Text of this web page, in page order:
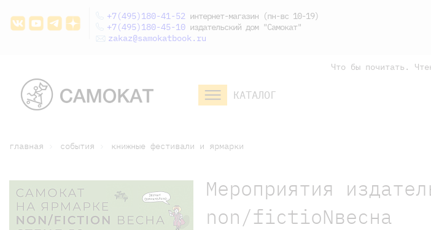
+7(495)180-41-52 интернет-магазин (пн-вс 10-19)
+7(495)180-45-10 издательский дом "Самокат"
zakaz@samokatbook.ru
Что бы почитать.
КАТАЛОГ
дошкольникам
главная события книжные фестивали и ярмарки
Мероприятия
nоn/fictioNвесна